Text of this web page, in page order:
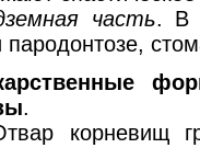
часть. В
пародонтозе,
.
корневищ